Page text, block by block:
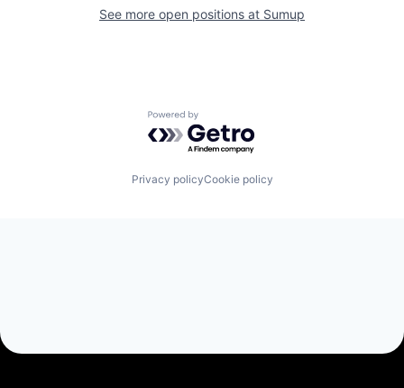
See more open positions at Sumup
Powered by Getro.com
Privacy policyCookie policy